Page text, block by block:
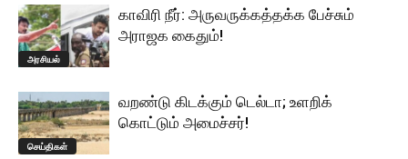
அரசியல்
காவிரி நீர்: அருவருக்கத்தக்க பேச்சும்
அராஜக கைதும்!
செய்திகள்
வறண்டு கிடக்கும் டெல்டா; உளறிக்
கொட்டும் அமைச்சர்!